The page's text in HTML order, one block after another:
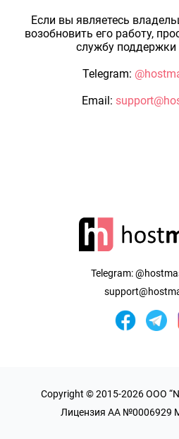
Если вы являетесь
возобновить его работу,
службу поддержки
Telegram:
Email:
Telegram:
Copyright © 2015-2026 OOO
Лицензия AA №0006929